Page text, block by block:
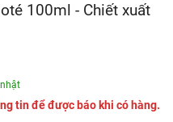
100ml - Chiết xuất
tin để được báo khi có hàng.